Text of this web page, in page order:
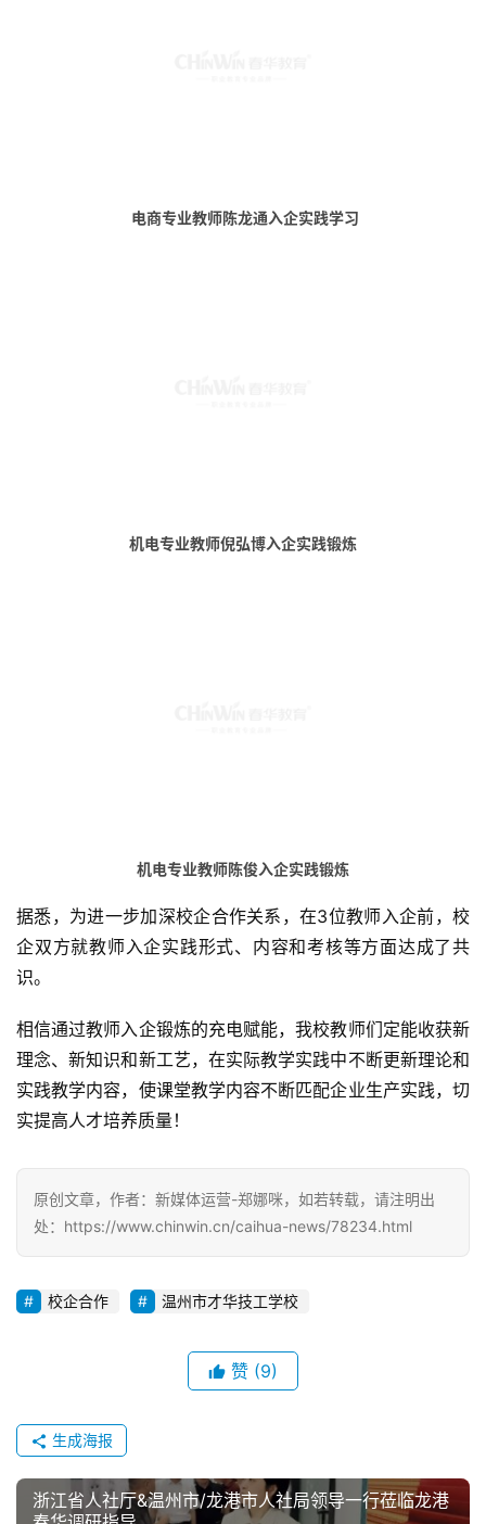
电商专业教师陈龙通入企实践学习
机电专业教师倪弘博入企实践锻炼
机电专业教师陈俊入企实践锻炼
据悉，为进一步加深校企合作关系，在3位教师入企前，校
企双方就教师入企实践形式、内容和考核等方面达成了共
识。
相信通过教师入企锻炼的充电赋能，我校教师们定能收获新
理念、新知识和新工艺，在实际教学实践中不断更新理论和
实践教学内容，使课堂教学内容不断匹配企业生产实践，切
实提高人才培养质量！
原创文章，作者：新媒体运营-郑娜咪，如若转载，请注明出
处：https://www.chinwin.cn/caihua-news/78234.html
校企合作 温州市才华技工学校
赞 (9)
生成海报
浙江省人社厅&温州市/龙港市人社局领导一行莅临龙港